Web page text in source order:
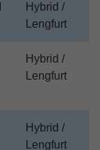
Hybrid /
Lengfurt
Hybrid /
Lengfurt
Hybrid /
Lengfurt